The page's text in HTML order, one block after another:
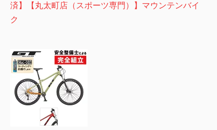
済】【丸太町店（スポーツ専門）】マウンテンバイ
ク